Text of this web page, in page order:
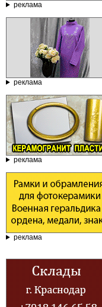
реклама
реклама
реклама
реклама